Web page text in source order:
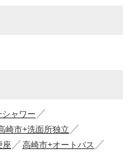
ャワー
崎市+洗面所独立
座
高崎市+オートバス